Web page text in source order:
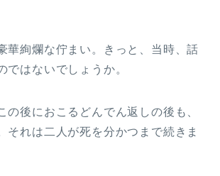
華絢爛な佇まい。きっと、当時、話
ではないでしょうか。
の後におこるどんでん返しの後も、
それは二人が死を分かつまで続きま